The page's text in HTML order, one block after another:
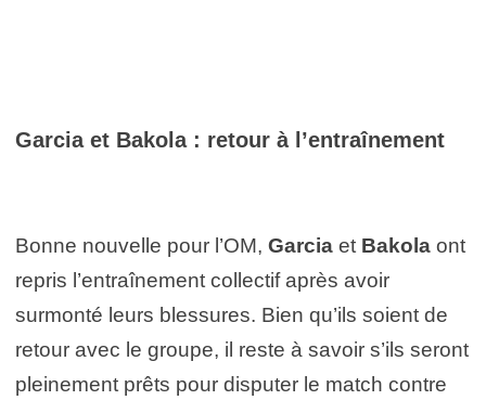
Garcia et Bakola : retour à l’entraînement
Bonne nouvelle pour l’OM, Garcia et Bakola ont
repris l’entraînement collectif après avoir
surmonté leurs blessures. Bien qu’ils soient de
retour avec le groupe, il reste à savoir s’ils seront
pleinement prêts pour disputer le match contre